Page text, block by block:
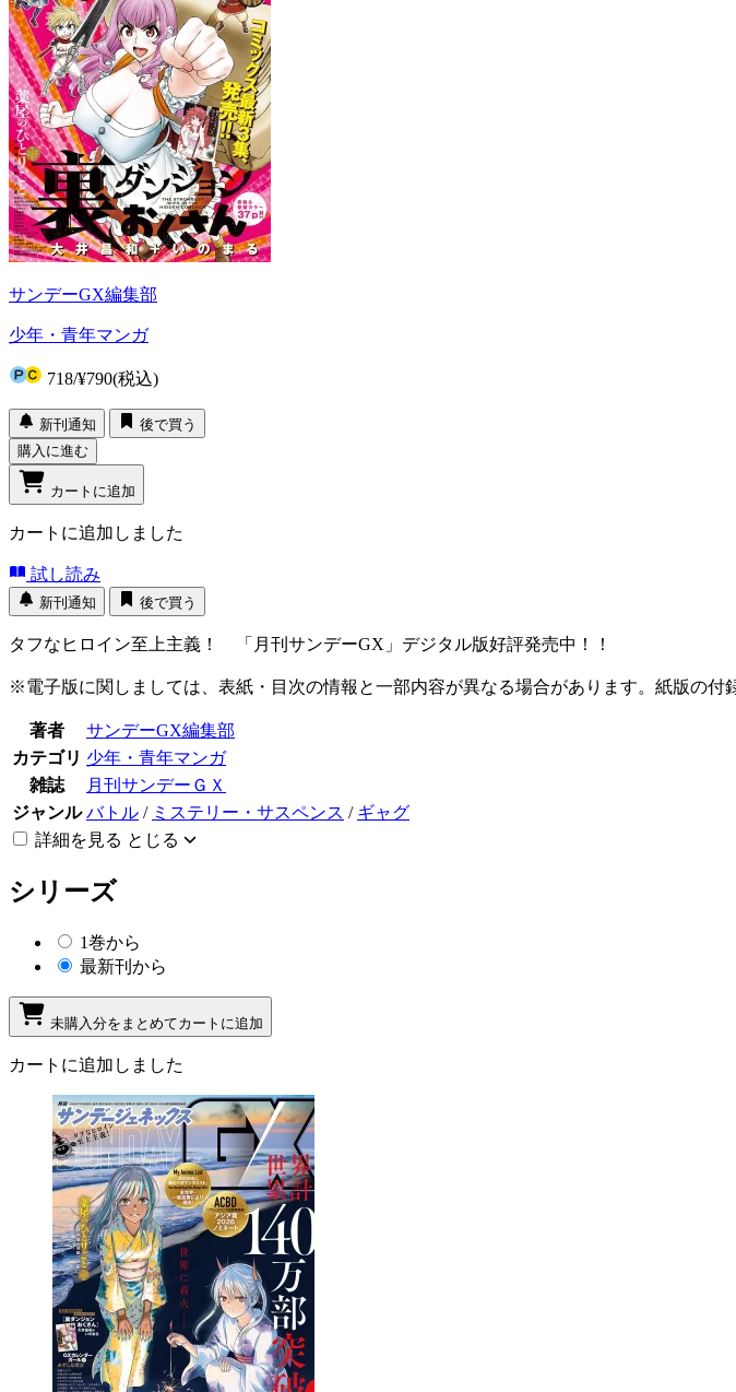
サンデーGX編集部
少年・青年マンガ
718/¥790(税込)
新刊通知
後で買う
購入に進む
カートに追加
カートに追加しました
試し読み
新刊通知 後で買う
タフなヒロイン至上主義！ 「月刊サンデーGX」デジタル版好評発売中！！
※電子版に関しましては、表紙・目次の情報と一部内容が異なる場合があります。紙版の
著者
サンデーGX編集部
カテゴリ 少年・青年マンガ
雑誌
月刊サンデーＧＸ
ジャンル バトル / ミステリー・サスペンス / ギャグ
詳細を見る とじる
シリーズ
1巻から
最新刊から
未購入分をまとめてカートに追加
カートに追加しました